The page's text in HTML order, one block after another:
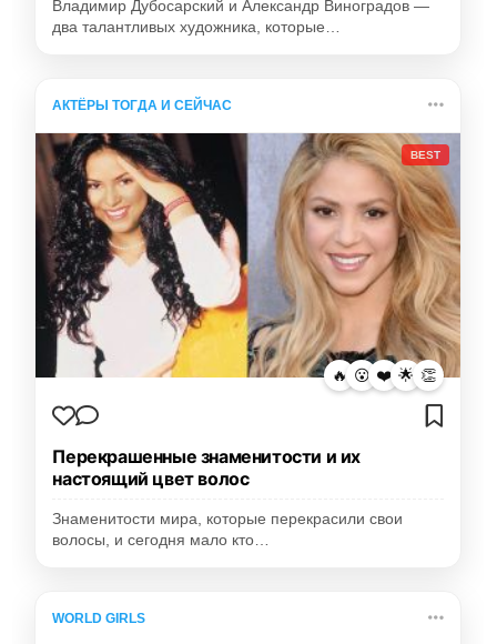
Владимир Дубосарский и Александр Виноградов —
два талантливых художника, которые…
АКТЁРЫ ТОГДА И СЕЙЧАС
BEST
🔥 😮 ❤️ 🌟 👏
Перекрашенные знаменитости и их
настоящий цвет волос
Знаменитости мира, которые перекрасили свои
волосы, и сегодня мало кто…
WORLD GIRLS